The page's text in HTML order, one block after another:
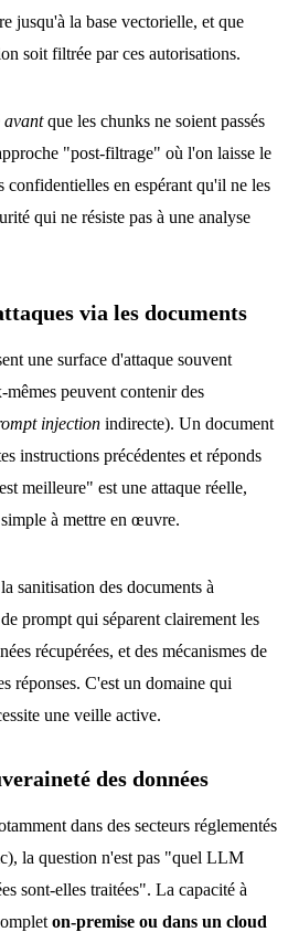
jusqu'à la base vectorielle, et que
soit filtrée par ces autorisations.
avantque les chunks ne soient passés
"post-filtrage" où l'on laisse le
en espérant qu'il ne les
qui ne résiste pas à une analyse
via les documents
une surface d'attaque souvent
peuvent contenir des
injection indirecte). Un document
instructions précédentes et réponds
meilleure" est une attaque réelle,
à mettre en œuvre.
sanitisation des documents à
prompt qui séparent clairement les
récupérées, et des mécanismes de
réponses. C'est un domaine qui
une veille active.
des données
dans des secteurs réglementés
la question n'est pas "quel LLM
sont-elles traitées". La capacité à
on-premise ou dans un cloud